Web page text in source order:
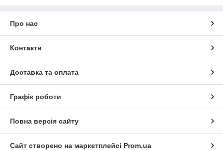
Про нас
Контакти
Доставка та оплата
Графік роботи
Повна версія сайту
Сайт створено на маркетплейсі Prom.ua